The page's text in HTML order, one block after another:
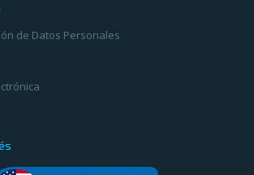
de Datos Personales